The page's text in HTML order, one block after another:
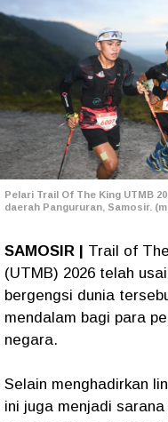
Pelari Trail Of The King UTMB
daerah Pangururan, Samosir.
SAMOSIR | Trail of
(UTMB) 2026 telah
bergengsi dunia
mendalam bagi para
negara.
Selain menghadirkan
ini juga menjadi